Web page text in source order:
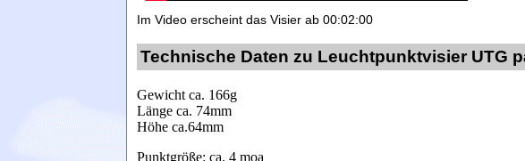
Im Video erscheint das Visier ab 00:02:00
Technische Daten zu Leuchtpunktvisier UTG
Gewicht ca. 166g
Länge ca. 74mm
Höhe ca.64mm
Punktgröße: ca. 4 moa